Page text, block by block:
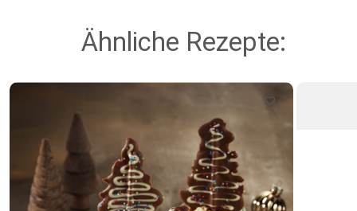
Ähnliche Rezepte: